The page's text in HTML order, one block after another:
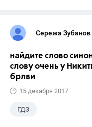
Сережа Зубанов
найдите слово
слову очень у
брлви
15 декабря 2017
ГДЗ